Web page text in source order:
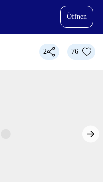
Öffnen
2 76